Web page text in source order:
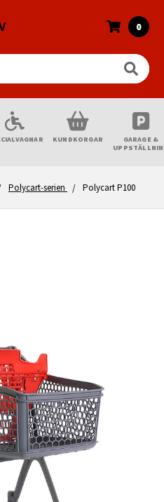
0
KUNDKORGAR
GARAGE &
Polycart-serien Polycart P100